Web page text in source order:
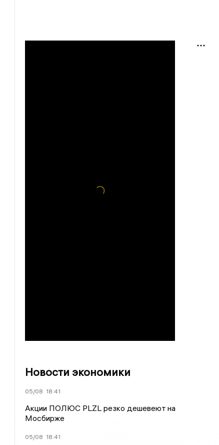
Новости экономики
05/08 18:41
Акции ПОЛЮС PLZL резко дешевеют на
Мосбирже
05/08 18:41